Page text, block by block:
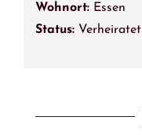
Wohnort:Essen
Status:Verheiratet